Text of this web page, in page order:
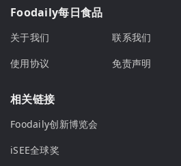
Foodaily每日食品
关于我们 联系我们
使用协议
免责声明
相关链接
Foodaily创新博览会
iSEE全球奖